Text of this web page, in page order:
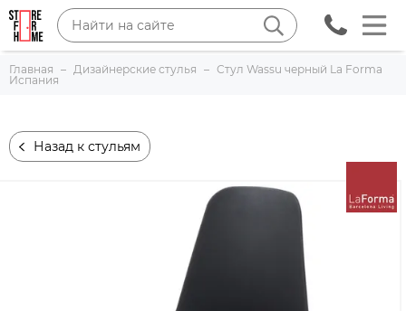
Главная Дизайнерские стулья
Стул Wassu черный La Forma
Испания
Назад к стульям